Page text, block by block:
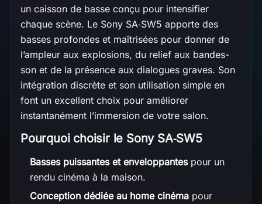
un caisson de basse conçu pour intensifier
chaque scène. Le Sony SA‑SW5 apporte des
basses profondes et maîtrisées pour donner de
l’ampleur aux explosions, du relief aux bandes-
son et de la présence aux dialogues graves. Son
intégration discrète et son utilisation simple en
font un excellent choix pour améliorer
instantanément l’immersion de votre salon.
Pourquoi choisir le Sony SA‑SW5
Basses puissantes et enveloppantespour un
rendu cinéma à la maison.
Conception dédiée au home cinémapour